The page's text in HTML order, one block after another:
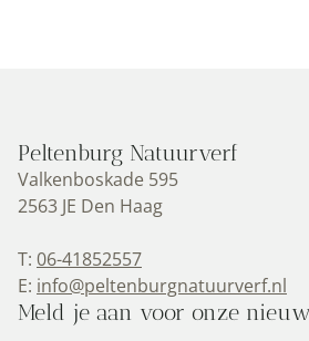
Peltenburg Natuurverf
Valkenboskade 595
2563 JE Den Haag
T: 06-41852557
E: info@peltenburgnatuurverf.nl
Meld je aan voor onze